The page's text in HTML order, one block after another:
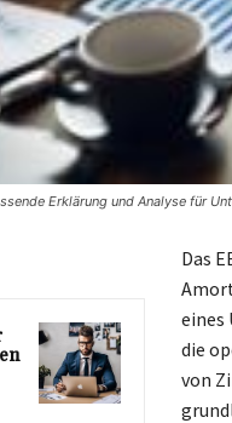
Erklärung und Analyse für
Das
eines
die
von